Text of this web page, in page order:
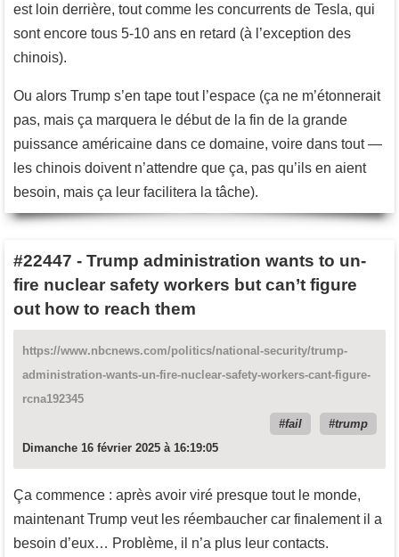
est loin derrière, tout comme les concurrents de Tesla, qui
sont encore tous 5-10 ans en retard (à l’exception des
chinois).
Ou alors Trump s’en tape tout l’espace (ça ne m’étonnerait
pas, mais ça marquera le début de la fin de la grande
puissance américaine dans ce domaine, voire dans tout —
les chinois doivent n’attendre que ça, pas qu’ils en aient
besoin, mais ça leur facilitera la tâche).
#22447 - Trump administration wants to un-
fire nuclear safety workers but can’t figure
out how to reach them
https://www.nbcnews.com/politics/national-security/trump-
administration-wants-un-fire-nuclear-safety-workers-cant-figure-
rcna192345
fail
trump
Dimanche 16 février 2025 à 16:19:05
Ça commence : après avoir viré presque tout le monde,
maintenant Trump veut les réembaucher car finalement il a
besoin d’eux… Problème, il n’a plus leur contacts.